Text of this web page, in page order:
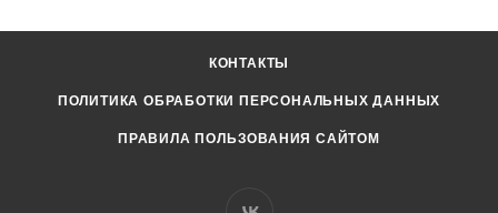
КОНТАКТЫ
ПОЛИТИКА ОБРАБОТКИ ПЕРСОНАЛЬНЫХ ДАННЫХ
ПРАВИЛА ПОЛЬЗОВАНИЯ САЙТОМ